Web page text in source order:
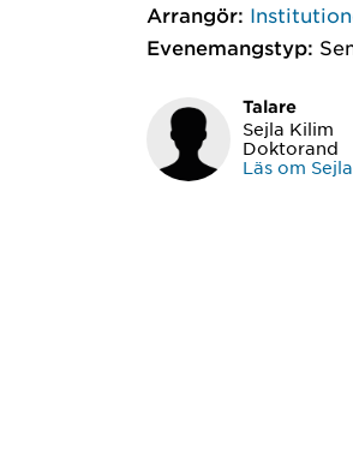
Arrangör:
Evenemangstyp:
Talare
Sejla Kilim
Doktorand
Läs om